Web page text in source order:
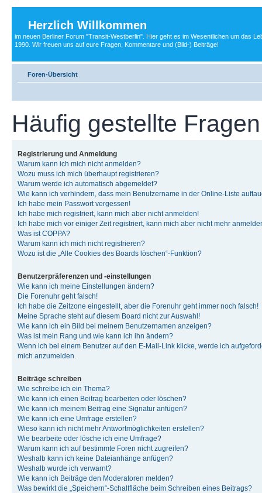
Herzlich Willkommen
im neuen Berliner Forum "Transit-Westberlin". Hier geht es im Wesentlichen um das
1990. Wir freuen uns auf eure Fragen, Kommentare und (Bild-) Beiträge!
Foren-Übersicht
Häufig gestellte Fragen
Registrierung und Anmeldung
Warum kann ich mich nicht anmelden?
Wozu muss ich mich überhaupt registrieren?
Warum werde ich automatisch abgemeldet?
Wie kann ich verhindern, dass mein Benutzername in der Online-Liste
Ich habe mein Passwort vergessen!
Ich habe mich registriert, kann mich aber nicht anmelden!
Ich habe mich vor einiger Zeit registriert, kann mich aber nicht mehr
Was ist COPPA?
Warum kann ich mich nicht registrieren?
Wozu ist die „Alle Cookies des Boards löschen“-Funktion?
Benutzerpräferenzen und -einstellungen
Wie kann ich meine Einstellungen ändern?
Die Forenuhr geht falsch!
Ich habe die Zeitzone eingestellt, aber die Forenuhr geht immer noch falsch!
Meine Sprache steht auf diesem Board nicht zur Auswahl!
Wie kann ich ein Bild bei meinem Benutzernamen anzeigen?
Was ist mein Rang und wie kann ich ihn ändern?
Wenn ich bei einem Benutzer auf den E-Mail-Link klicke, werde ich
mich anzumelden.
Beiträge schreiben
Wie schreibe ich ein Thema?
Wie kann ich einen Beitrag bearbeiten oder löschen?
Wie kann ich meinem Beitrag eine Signatur anfügen?
Wie kann ich eine Umfrage erstellen?
Wieso kann ich nicht mehr Antwortmöglichkeiten erstellen?
Wie bearbeite oder lösche ich eine Umfrage?
Warum kann ich auf bestimmte Foren nicht zugreifen?
Weshalb kann ich keine Dateianhänge anfügen?
Weshalb wurde ich verwarnt?
Wie kann ich Beiträge den Moderatoren melden?
Was bewirkt die „Speichern“-Schaltfläche beim Schreiben eines Beitrags?